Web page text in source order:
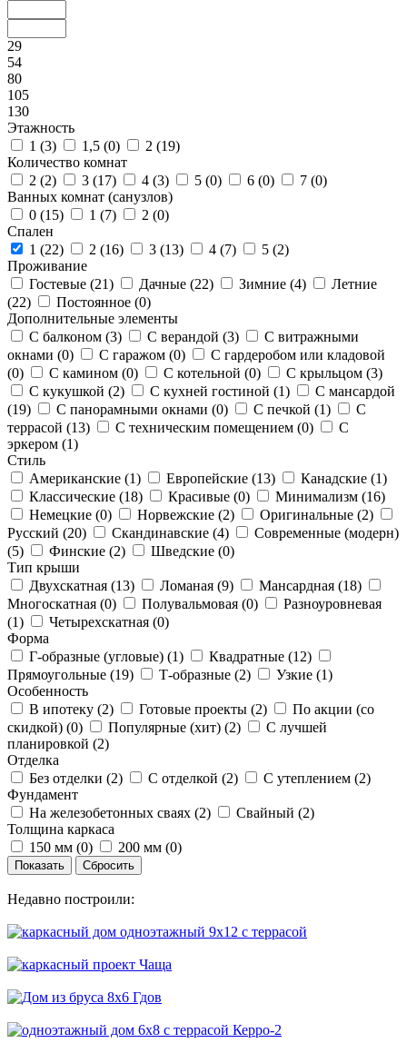
29
54
80
105
130
Этажность
1 (3) 1,5 (0) 2 (19)
Количество комнат
2 (2) 3 (17) 4 (3) 5 (0) 6 (0) 7 (0)
Ванных комнат (санузлов)
0 (15) 1 (7) 2 (0)
Спален
1 (22) 2 (16) 3 (13) 4 (7) 5 (2)
Проживание
Гостевые (21) Дачные (22) Зимние (4)
Летние
(22) Постоянное (0)
Дополнительные элементы
С балконом (3) С верандой (3)
С витражными
окнами (0) С гаражом (0)
С гардеробом или кладовой
(0) С камином (0) С котельной (0) С крыльцом (3)
С кукушкой (2) С кухней гостиной (1)
С мансардой
(19) С панорамными окнами (0) С печкой (1)
С
террасой (13) С техническим помещением (0)
С
эркером (1)
Стиль
Американские (1) Европейские (13) Канадские (1)
Классические (18) Красивые (0) Минимализм (16)
Немецкие (0) Норвежские (2) Оригинальные (2)
Русский (20) Скандинавские (4)
Современные (модерн)
(5) Финские (2) Шведские (0)
Тип крыши
Двухскатная (13) Ломаная (9) Мансардная (18)
Многоскатная (0) Полувальмовая (0)
Разноуровневая
(1) Четырехскатная (0)
Форма
Г-образные (угловые) (1) Квадратные (12)
Прямоугольные (19) Т-образные (2) Узкие (1)
Особенность
В ипотеку (2) Готовые проекты (2)
По акции (со
скидкой) (0) Популярные (хит) (2)
С лучшей
планировкой (2)
Отделка
Без отделки (2) С отделкой (2) С утеплением (2)
Фундамент
На железобетонных сваях (2) Свайный (2)
Толщина каркаса
150 мм (0) 200 мм (0)
Недавно построили: